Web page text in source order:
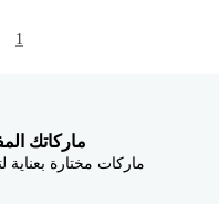
1
ماركاتك
ماركات مختارة بعناية